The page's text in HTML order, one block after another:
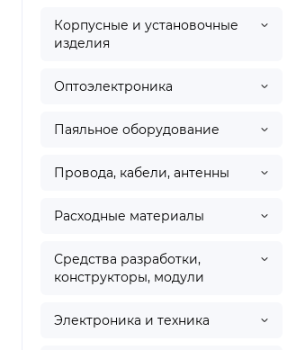
Корпусные и установочные
изделия
Оптоэлектроника
Паяльное оборудование
Провода, кабели, антенны
Расходные материалы
Средства разработки,
конструкторы, модули
Электроника и техника